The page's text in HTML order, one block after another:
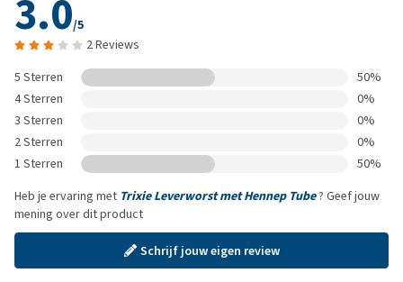
3.0/5
2 Reviews
5 Sterren
50%
4 Sterren
0%
3 Sterren
0%
2 Sterren
0%
1 Sterren
50%
Heb je ervaring met Trixie Leverworst met Hennep Tube? Geef jouw
mening over dit product
Schrijf jouw eigen review